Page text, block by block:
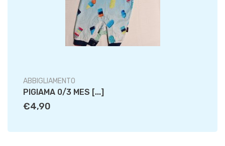
ABBIGLIAMENTO
PIGIAMA 0/3 MES [...]
€4,90